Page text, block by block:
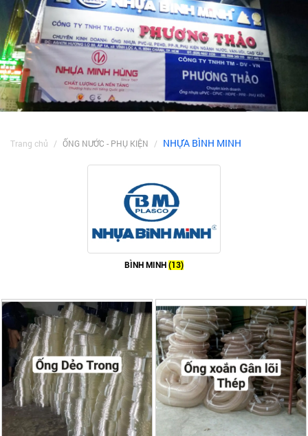
Trang chủ ỐNG NƯỚC - PHỤ KIỆN NHỰA BÌNH MINH
BÌNH MINH (13)